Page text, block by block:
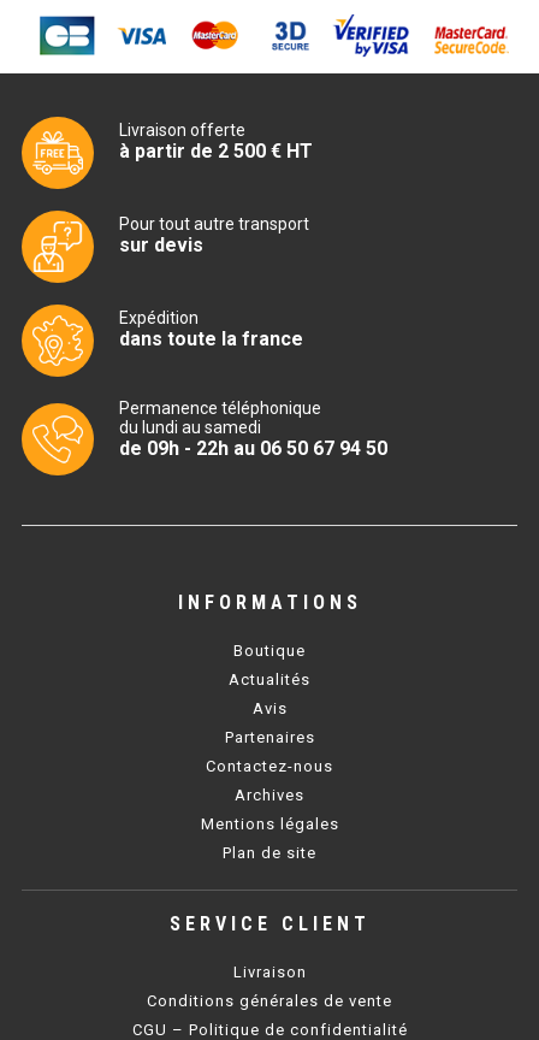
CUISINIÈRE 600 GAZ
CUISINIÈRE 900 GAZ
CUISINIÈRE 700 ÉLECTRIQUE
CUISINIÈRE 900 ÉLECTRIQUE
BAIN MARIE
BAIN MARIE SÉRIE UOC
CHAUFFE FRITES SÉRIE UOC
CHAUFFE FRITES 600 ÉLECTRIQUE
CHAUFFE FRITES 700 ÉLECTRIQUE
PLAQUE DE CUISSON
PLAQUE 600 GAZ
Livraison offerte
à partir de 2 500 € HT
Pour tout autre transport
sur devis
Expédition
dans toute la france
Permanence téléphonique
du lundi au samedi
de 09h - 22h au 06 50 67 94 50
INFORMATIONS
Boutique
Actualités
Avis
Partenaires
Contactez-nous
Archives
Mentions légales
Plan de site
SERVICE CLIENT
Livraison
Conditions générales de vente
CGU – Politique de confidentialité